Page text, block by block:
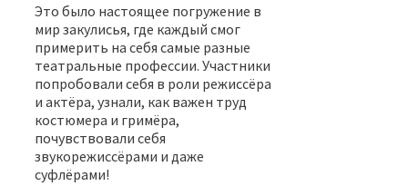
Это было настоящее погружение в
мир закулисья, где каждый смог
примерить на себя самые разные
театральные профессии. Участники
попробовали себя в роли режиссёра
и актёра, узнали, как важен труд
костюмера и гримёра,
почувствовали себя
звукорежиссёрами и даже
суфлёрами!